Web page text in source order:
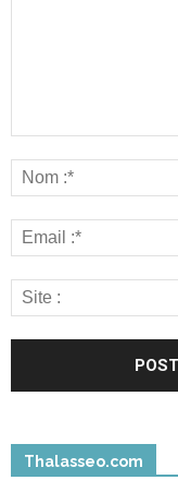
Thalasseo.com